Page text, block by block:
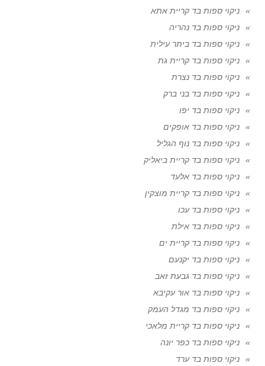
ניקוי ספות בד קריית אתא
ניקוי ספות בד נהריה
ניקוי ספות בד ביתר עילית
ניקוי ספות בד קריית גת
ניקוי ספות בד נצרת
ניקוי ספות בד בני ברק
ניקוי ספות בד יפו
ניקוי ספות בד אופקים
ניקוי ספות בד נוף הגליל
ניקוי ספות בד קריית ביאליק
ניקוי ספות בד אלעד
ניקוי ספות בד קריית מוצקין
ניקוי ספות בד עכו
ניקוי ספות בד אילת
ניקוי ספות בד קריית ים
ניקוי ספות בד יקנעם
ניקוי ספות בד גבעת זאב
ניקוי ספות בד אור עקיבא
ניקוי ספות בד מגדל העמק
ניקוי ספות בד קריית מלאכי
ניקוי ספות בד כפר יונה
ניקוי ספות בד ערד